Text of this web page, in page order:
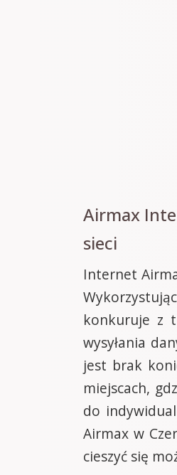
Airmax
sieci
Internet
konkuruje z
wysyłania
jest brak
miejscach,
do
Airmax w
cieszyć się